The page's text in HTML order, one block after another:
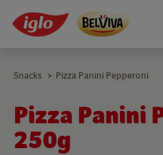
Pizza Panini
250g
Snacks > Pizza Panini Pepperoni